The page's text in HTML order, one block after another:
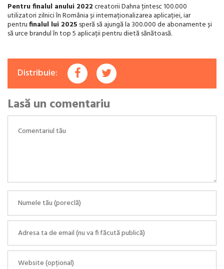
Pentru finalul anului 2022creatorii Dahna țintesc 100.000
utilizatori zilnici în România și internaționalizarea aplicației, iar
pentrufinalul lui 2025 speră să ajungă la 300.000 de abonamente și
să urce brandul în top 5 aplicații pentru dietă sănătoasă.
Distribuie:
Lasă un comentariu